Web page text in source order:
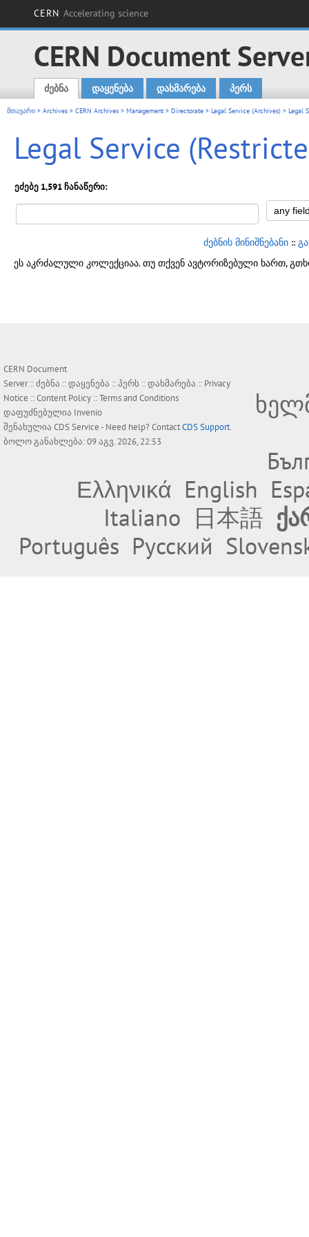
CERN Accelerating science
CERN Document
Main menu
ძებნა დაყენება დახმარება პერს
მთავარი > Archives > CERN Archives > Management> Directorate > Legal Service (Archives) > Legal
Legal Service
ეძებე 1,591 ჩანაწერი:
ძებნის მინიშნებანი ::
ეს აკრძალული კოლექციაა. თუ თქვენ ავტორიზებული ხართ,
CERN Document
Server ::ძებნა ::დაყენება ::პერს ::დახმარება :: Privacy
Notice ::Content Policy ::Terms and Conditions
დაფუძნებულია Invenio
შენახულია CDS Service- Need help? ContactCDS Support.
ბოლო განახლება: 09 აგვ. 2026, 22:53
Ελληνικά English
Italiano 日本語
Português Русский